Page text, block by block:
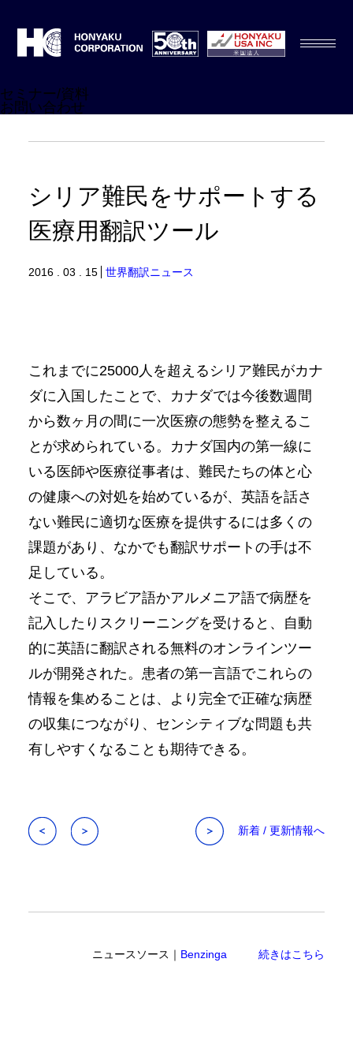
セミナー/資料
お問い合わせ
シリア難民をサポートする
医療用翻訳ツール
2016 . 03 . 15 世界翻訳ニュース
これまでに25000人を超えるシリア難民がカナ
ダに入国したことで、カナダでは今後数週間
から数ヶ月の間に一次医療の態勢を整えるこ
とが求められている。カナダ国内の第一線に
いる医師や医療従事者は、難民たちの体と心
の健康への対処を始めているが、英語を話さ
ない難民に適切な医療を提供するには多くの
課題があり、なかでも翻訳サポートの手は不
足している。
そこで、アラビア語かアルメニア語で病歴を
記入したりスクリーニングを受けると、自動
的に英語に翻訳される無料のオンラインツー
ルが開発された。患者の第一言語でこれらの
情報を集めることは、より完全で正確な病歴
の収集につながり、センシティブな問題も共
有しやすくなることも期待できる。
新着 / 更新情報へ
ニュースソース｜ Benzinga 続きはこちら